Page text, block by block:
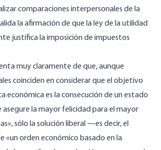
comparaciones interpersonales de la
la afirmación de que la ley de la utilidad
justifica la imposición de impuestos
muy claramente de que, aunque
coinciden en considerar que el objetivo
económica es la consecución de un estado
asegure la mayor felicidad para el mayor
sólo la solución liberal —es decir, el
«un orden económico basado en la